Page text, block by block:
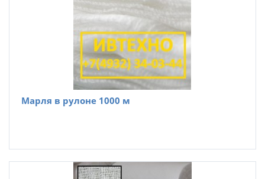
Марля в рулоне 1000 м